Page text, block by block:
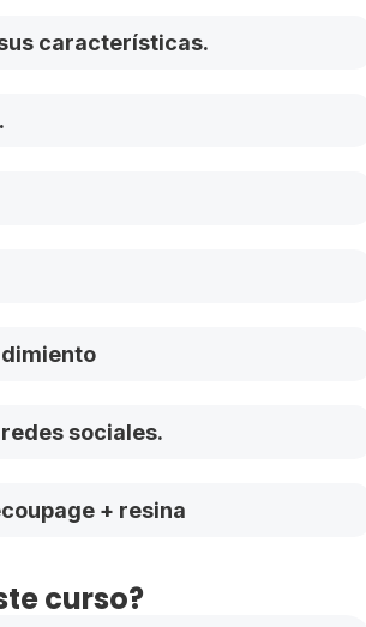
características.
sociales.
+ resina
curso?